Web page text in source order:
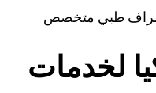
لخدمات